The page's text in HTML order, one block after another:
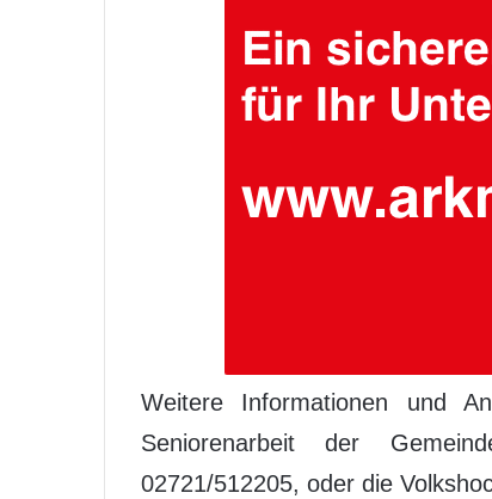
Weitere Informationen und
Seniorenarbeit der
02721/512205, oder die